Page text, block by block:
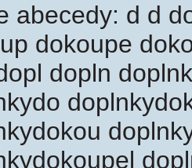
abecedy: d d
dokoupe
dopln